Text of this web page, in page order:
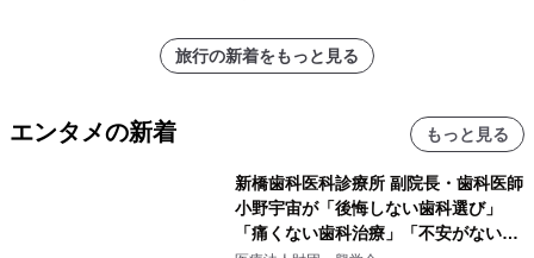
旅行の新着をもっと見る
エンタメの新着 もっと見る
新橋歯科医科診療所 副院長・歯科医師
小野宇宙が「後悔しない歯科選び」
「痛くない歯科治療」「不安がない治